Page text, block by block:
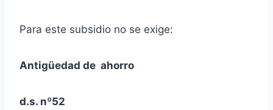
Para este subsidio no se exige:
Antigüedad de ahorro
d.s. nº52